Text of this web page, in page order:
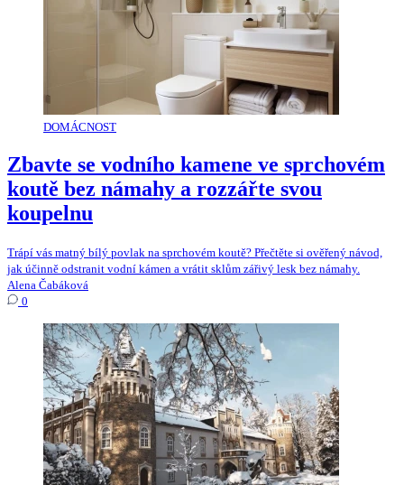
DOMÁCNOST
Zbavte se vodního kamene ve sprchovém
koutě bez námahy a rozzářte svou
koupelnu
Trápí vás matný bílý povlak na sprchovém koutě? Přečtěte si ověřený návod,
jak účinně odstranit vodní kámen a vrátit sklům zářivý lesk bez námahy.
Alena Čabáková
0